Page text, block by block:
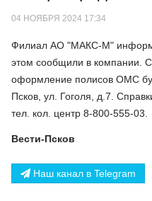
04 НОЯБРЯ 2024 17:34
Филиал АО "МАКС-М"
этом сообщили в компании.
оформление полисов ОМС
Псков, ул. Гоголя, д.7.
тел. кол. центр 8-800-555-03.
Вести-Псков
Наш канал в Telegram